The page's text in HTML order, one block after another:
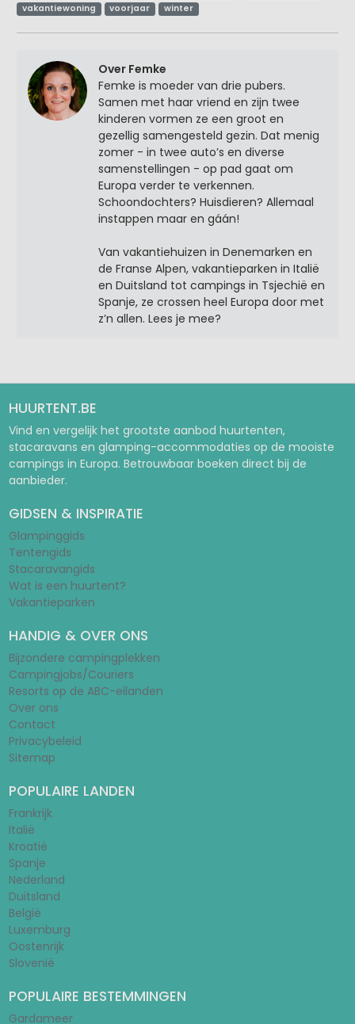
vakantiewoning
voorjaar winter
Over Femke
Femke is moeder van drie pubers.
Samen met haar vriend en zijn twee
kinderen vormen ze een groot en
gezellig samengesteld gezin. Dat menig
zomer - in twee auto’s en diverse
samenstellingen - op pad gaat om
Europa verder te verkennen.
Schoondochters? Huisdieren? Allemaal
instappen maar en gáán!
Van vakantiehuizen in Denemarken en
de Franse Alpen, vakantieparken in Italië
en Duitsland tot campings in Tsjechië en
Spanje, ze crossen heel Europa door met
z’n allen. Lees je mee?
HUURTENT.BE
Vind en vergelijk het grootste aanbod huurtenten,
stacaravans en glamping-accommodaties op de mooiste
campings in Europa. Betrouwbaar boeken direct bij de
aanbieder.
GIDSEN & INSPIRATIE
Glampinggids
Tentengids
Stacaravangids
Wat is een huurtent?
Vakantieparken
HANDIG & OVER ONS
Bijzondere campingplekken
Campingjobs/Couriers
Resorts op de ABC-eilanden
Over ons
Contact
Privacybeleid
Sitemap
POPULAIRE LANDEN
Frankrijk
Italië
Kroatië
Spanje
Nederland
Duitsland
België
Luxemburg
Oostenrijk
Slovenië
POPULAIRE BESTEMMINGEN
Gardameer